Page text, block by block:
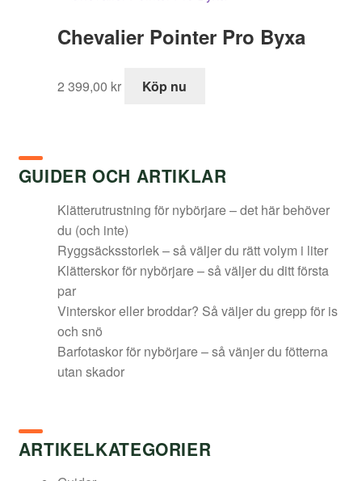
Chevalier Pointer Pro Byxa
2 399,00 kr Köp nu
GUIDER OCH ARTIKLAR
Klätterutrustning för nybörjare – det här behöver
du (och inte)
Ryggsäcksstorlek – så väljer du rätt volym i liter
Klätterskor för nybörjare – så väljer du ditt första
par
Vinterskor eller broddar? Så väljer du grepp för is
och snö
Barfotaskor för nybörjare – så vänjer du fötterna
utan skador
ARTIKELKATEGORIER